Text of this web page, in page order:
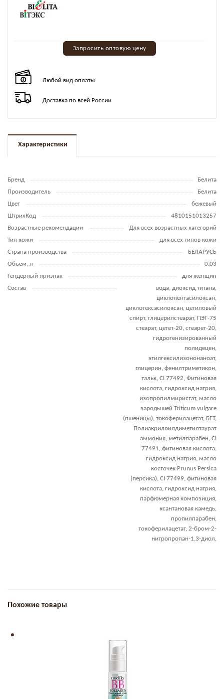
Запросить оптовую цену
Любой вид оплаты
Доставка по всей России
Характеристики
Бренд
Белита
Производитель
Белита
Цвет
бежевый
ШтрихКод
4810151013257
Возрастные рекомендации
Для всех возрастных категорий
Тип кожи
для всех типов кожи
Страна производства
БЕЛАРУСЬ
Объем, л
0.03
Гендерный признак
для женщин
Состав
вода, диоксид титана,
циклопентасилоксан,
циклогексасилоксан, цетиловый
спирт, глицерилстеарат, ПЭГ-75
стеарат, цетет-20, стеарет-20,
гидрогенизированный
полидецен,
этилгексилизононаноат,
глицерин, фенилтриметикон,
тальк, CI 77492, Фитиновая
кислота, гидроксид натрия,
изопропилмиристат, масло
зародышей Triticum vulgare
(пшеницы), токоферилацетат, БГТ,
Полиакрилоилдиметилтаурат
аммония, метилпарабен, CI
77491, фитиновая кислота,
гидроксид натрия, масло
косточек Prunus Persica
(персика), CI 77499, фитиновая
кислота, гидроксид натрия,
парфюмерная композиция,
ксантановая камедь,
пропилпарабен,
токоферилацетат, 2-бром-2-
нитропропан-1,3-диол,
Похожие товары